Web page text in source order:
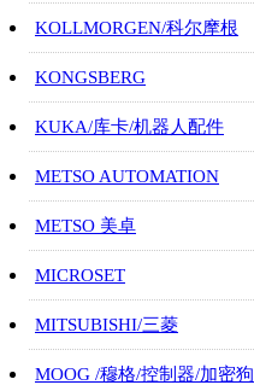
KOLLMORGEN/科尔摩根
KONGSBERG
KUKA/库卡/机器人配件
METSO AUTOMATION
METSO 美卓
MICROSET
MITSUBISHI/三菱
MOOG /穆格/控制器/加密狗